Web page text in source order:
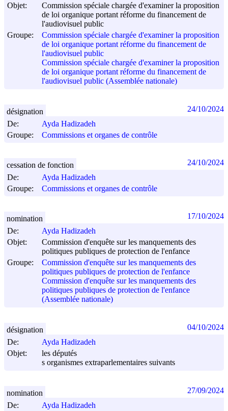
Objet:
Commission spéciale chargée d'examiner la proposition
de loi organique portant réforme du financement de
l'audiovisuel public
Groupe:
Commission spéciale chargée d'examiner la proposition
de loi organique portant réforme du financement de
l'audiovisuel public
Commission spéciale chargée d'examiner la proposition
de loi organique portant réforme du financement de
l'audiovisuel public (Assemblée nationale)
De:
Ayda Hadizadeh
Groupe:
Commissions et organes de contrôle
désignation 24/10/2024
De:
Ayda Hadizadeh
Groupe:
Commissions et organes de contrôle
cessation de fonction 24/10/2024
De:
Ayda Hadizadeh
Objet:
Commission d'enquête sur les manquements des
politiques publiques de protection de l'enfance
Groupe:
Commission d'enquête sur les manquements des
politiques publiques de protection de l'enfance
Commission d'enquête sur les manquements des
politiques publiques de protection de l'enfance
(Assemblée nationale)
nomination 17/10/2024
De:
Ayda Hadizadeh
Objet:
les députés
s organismes extraparlementaires suivants
désignation 04/10/2024
De:
Ayda Hadizadeh
nomination 27/09/2024